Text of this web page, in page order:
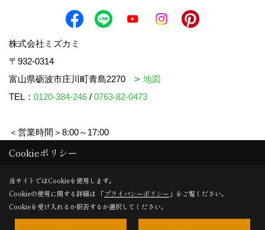
株式会社ミズカミ
〒932-0314
富山県砺波市庄川町青島2270
地図
TEL： 0120-384-246 / 0763-82-0473
＜営業時間＞8:00～17:00
＜定休日＞水曜日・祝日
Copyright (c) mizukami. All Rights Reserved.
Cookieポリシー
当サイトではCookieを使用します。
Cookieの使用に関する詳細は 「プライバシーポリシー 」をご覧ください。
Cookieを受け入れるか拒否するか選択してください。